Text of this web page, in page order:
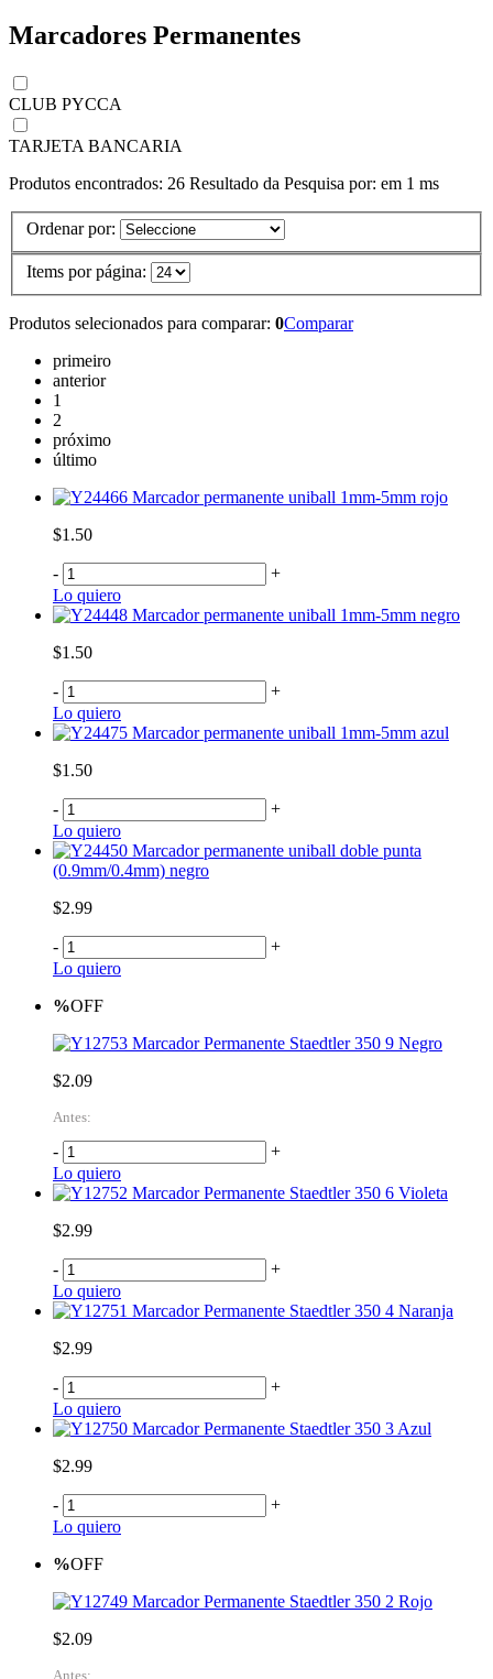
Marcadores Permanentes
CLUB PYCCA
TARJETA BANCARIA
Produtos encontrados: 26 Resultado da Pesquisa por: em 1 ms
Ordenar por:
Items por página:
Produtos selecionados para comparar: 0Comparar
primeiro
anterior
1
2
próximo
último
Marcador permanente uniball 1mm-5mm rojo
$1.50
-
+
Lo quiero
Marcador permanente uniball 1mm-5mm negro
$1.50
-
+
Lo quiero
Marcador permanente uniball 1mm-5mm azul
$1.50
-
+
Lo quiero
Marcador permanente uniball doble punta
(0.9mm/0.4mm) negro
$2.99
-
+
Lo quiero
%OFF
Marcador Permanente Staedtler 350 9 Negro
$2.09
Antes:
-
+
Lo quiero
Marcador Permanente Staedtler 350 6 Violeta
$2.99
-
+
Lo quiero
Marcador Permanente Staedtler 350 4 Naranja
$2.99
-
+
Lo quiero
Marcador Permanente Staedtler 350 3 Azul
$2.99
-
+
Lo quiero
%OFF
Marcador Permanente Staedtler 350 2 Rojo
$2.09
Antes: